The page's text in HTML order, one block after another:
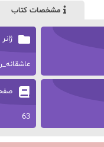
مشخصات کتاب
ژانر
63